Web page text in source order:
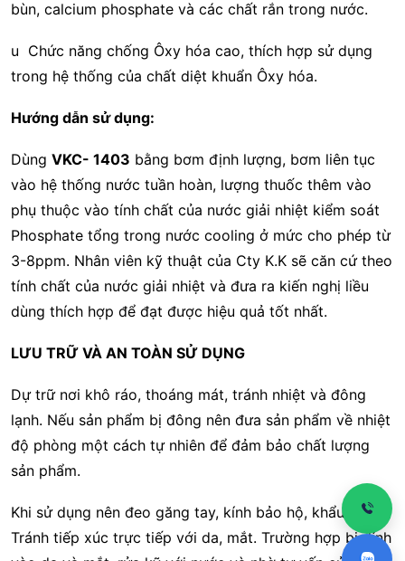
bùn, calcium phosphate và các chất rắn trong nước.
u Chức năng chống Ôxy hóa cao, thích hợp sử dụng
trong hệ thống của chất diệt khuẩn Ôxy hóa.
Hướng dẫn sử dụng:
Dùng VKC- 1403 bằng bơm định lượng, bơm liên tục
vào hệ thống nước tuần hoàn, lượng thuốc thêm vào
phụ thuộc vào tính chất của nước giải nhiệt kiểm soát
Phosphate tổng trong nước cooling ở mức cho phép từ
3-8ppm. Nhân viên kỹ thuật của Cty K.K sẽ căn cứ theo
tính chất của nước giải nhiệt và đưa ra kiến nghị liều
dùng thích hợp để đạt được hiệu quả tốt nhất.
LƯU TRỮ VÀ AN TOÀN SỬ DỤNG
Dự trữ nơi khô ráo, thoáng mát, tránh nhiệt và đông
lạnh. Nếu sản phẩm bị đông nên đưa sản phẩm về nhiệt
độ phòng một cách tự nhiên để đảm bảo chất lượng
sản phẩm.
Khi sử dụng nên đeo găng tay, kính bảo hộ, khẩu trang.
Tránh tiếp xúc trực tiếp với da, mắt. Trường hợp bị dính